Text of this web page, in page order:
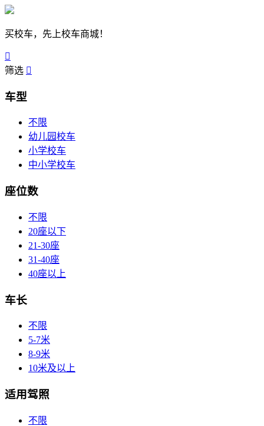
买校车，先上校车商城！

筛选 
车型
不限
幼儿园校车
小学校车
中小学校车
座位数
不限
20座以下
21-30座
31-40座
40座以上
车长
不限
5-7米
8-9米
10米及以上
适用驾照
不限